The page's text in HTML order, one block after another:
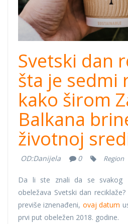
Svetski dan
šta je sedmi
kako širom
Balkana
životnoj
OD:Danijela 0 Region
Da li ste znali da se svakog
obeležava Svetski dan
previše iznenađeni, ovaj datum
prvi put obeležen 2018. godine.